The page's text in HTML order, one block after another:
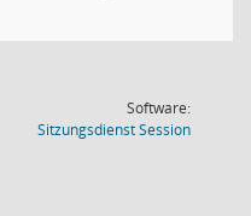
Software:
SitzungsdienstSession(Wird in